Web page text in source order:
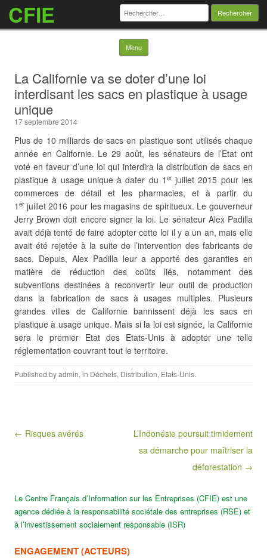
CFIE Rechercher :
Menu Skip to content
La Californie va se doter d’une loi
interdisant les sacs en plastique à usage
unique
17 septembre 2014
Plus de 10 milliards de sacs en plastique sont utilisés chaque
année en Californie. Le 29 août, les sénateurs de l’Etat ont
voté en faveur d’une loi qui interdira la distribution de sacs en
plastique à usage unique à dater du 1 erjuillet 2015 pour les
commerces de détail et les pharmacies, et à partir du
1 er juillet 2016 pour les magasins de spiritueux. Le gouverneur
Jerry Brown doit encore signer la loi. Le sénateur Alex Padilla
avait déjà tenté de faire adopter cette loi il y a un an, mais elle
avait été rejetée à la suite de l’intervention des fabricants de
sacs. Depuis, Alex Padilla leur a apporté des garanties en
matière de réduction des coûts liés, notammentdes
subventions destinées à reconvertir leur outil de production
dans la fabrication de sacs à usages multiples. Plusieurs
grandes villes de Californie bannissent déjà les sacs en
plastique à usage unique. Mais si la loi est signée, la Californie
sera le premier Etat des Etats-Unis à adopter une telle
réglementation couvrant tout le territoire.
Published byadmin, in Déchets, Distribution, Etats-Unis.
Post navigation
← Risques avérés
L’Indonésie poursuit timidement
sa démarche pour maîtriser la
déforestation →
Le Centre Français d’Information sur les Entreprises (CFIE) est une
agence dédiée à la responsabilité sociétale des entreprises (RSE) et
à l’investissement socialement responsable (ISR)
ENGAGEMENT (ACTEURS)